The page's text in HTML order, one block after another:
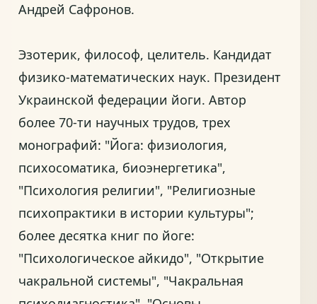
Андрей Сафронов.
Эзотерик, философ, целитель. Кандидат
физико-математических наук. Президент
Украинской федерации йоги. Автор
более 70-ти научных трудов, трех
монографий: "Йога: физиология,
психосоматика, биоэнергетика",
"Психология религии", "Религиозные
психопрактики в истории культуры";
более десятка книг по йоге:
"Психологическое айкидо", "Открытие
чакральной системы", "Чакральная